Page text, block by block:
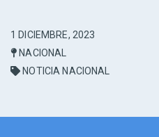
1 DICIEMBRE, 2023
NACIONAL
NOTICIA NACIONAL